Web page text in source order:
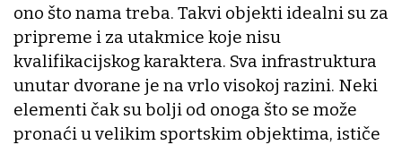
ono što nama treba. Takvi objekti idealni su za
pripreme i za utakmice koje nisu
kvalifikacijskog karaktera. Sva infrastruktura
unutar dvorane je na vrlo visokoj razini. Neki
elementi čak su bolji od onoga što se može
pronaći u velikim sportskim objektima, ističe